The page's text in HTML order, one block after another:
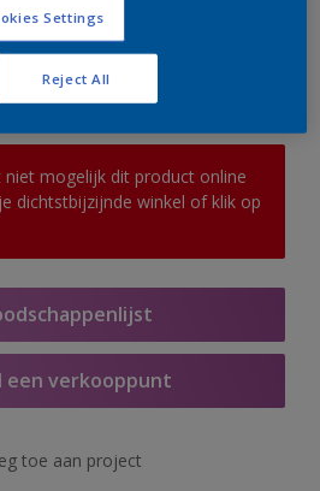
Bereken
mogelijk dit product online
dichtstbijzijnde winkel of klik op
een verkooppunt
toe aan project
Settings
Reject All